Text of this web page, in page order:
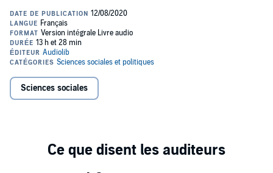
qui jalonnent notre vie : ils ont un impact énorme, sont presque
impossibles à prévoir, et pourtant, a posteriori, nous essayons
toujours de leur trouver une explication rationnelle.
nous exhorte à ne pas tenir compte des propos de certains
"experts", et nous montre comment cesser de tout prévoir ou
comment tirer parti de l'incertitude. Un livre audio plus que jamais
d'actualité, admirablement lu par Tristan Harvey.
Table des matières :
Prologue
Sciences sociales